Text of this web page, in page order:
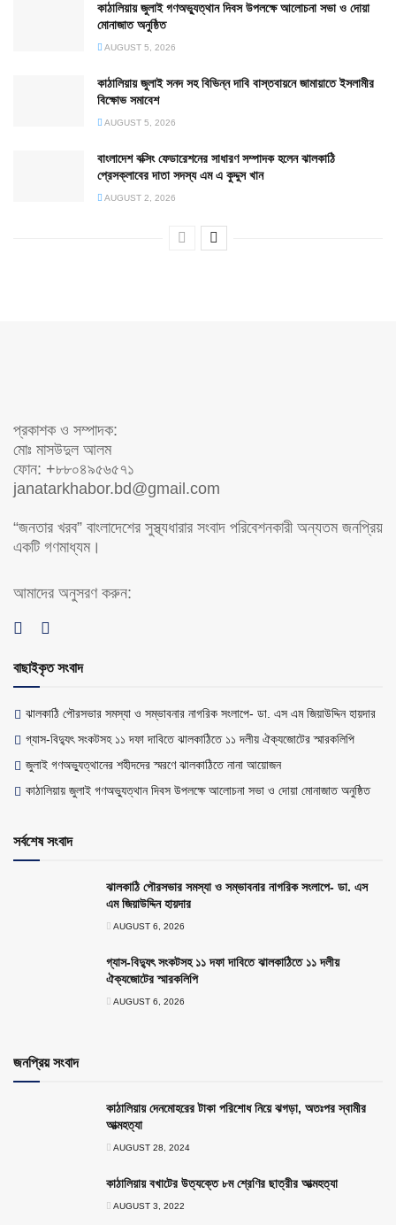
কাঠালিয়ায় জুলাই গণঅভ্যুত্থান দিবস উপলক্ষে আলোচনা সভা ও দোয়া
মোনাজাত অনুষ্ঠিত
AUGUST 5, 2026
কাঠালিয়ায় জুলাই সনদ সহ বিভিন্ন দাবি বাস্তবায়নে জামায়াতে ইসলামীর
বিক্ষোভ সমাবেশ
AUGUST 5, 2026
বাংলাদেশ বক্সিং ফেডারেশনের সাধারণ সম্পাদক হলেন ঝালকাঠি
প্রেসক্লাবের দাতা সদস্য এম এ কুদ্দুস খান
AUGUST 2, 2026
প্রকাশক ও সম্পাদক:
মোঃ মাসউদুল আলম
ফোন: +৮৮০৪৯৫৬৫৭১
janatarkhabor.bd@gmail.com
“জনতার খরব” বাংলাদেশের সুস্থ্যধারার সংবাদ পরিবেশনকারী অন্যতম জনপ্রিয়
একটি গণমাধ্যম।
আমাদের অনুসরণ করুন:
বাছাইকৃত সংবাদ
ঝালকাঠি পৌরসভার সমস্যা ও সম্ভাবনার নাগরিক সংলাপে- ডা. এস এম জিয়াউদ্দিন হায়দার
গ্যাস-বিদ্যুৎ সংকটসহ ১১ দফা দাবিতে ঝালকাঠিতে ১১ দলীয় ঐক্যজোটের স্মারকলিপি
জুলাই গণঅভ্যুত্থানের শহীদদের স্মরণে ঝালকাঠিতে নানা আয়োজন
কাঠালিয়ায় জুলাই গণঅভ্যুত্থান দিবস উপলক্ষে আলোচনা সভা ও দোয়া মোনাজাত অনুষ্ঠিত
সর্বশেষ সংবাদ
ঝালকাঠি পৌরসভার সমস্যা ও সম্ভাবনার নাগরিক সংলাপে- ডা. এস
এম জিয়াউদ্দিন হায়দার
AUGUST 6, 2026
গ্যাস-বিদ্যুৎ সংকটসহ ১১ দফা দাবিতে ঝালকাঠিতে ১১ দলীয়
ঐক্যজোটের স্মারকলিপি
AUGUST 6, 2026
জনপ্রিয় সংবাদ
কাঠালিয়ায় দেনমোহরের টাকা পরিশোধ নিয়ে ঝগড়া, অতঃপর স্বামীর
আত্মহত্যা
AUGUST 28, 2024
কাঠালিয়ায় বখাটের উত্যক্তে ৮ম শ্রেণির ছাত্রীর আত্মহত্যা
AUGUST 3, 2022